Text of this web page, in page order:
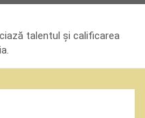
talentul și calificarea